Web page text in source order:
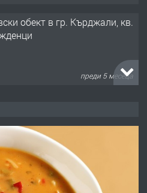
обект в гр. Кърджали, кв.
преди 5 месеца
/ресторант, бистро/ в с.